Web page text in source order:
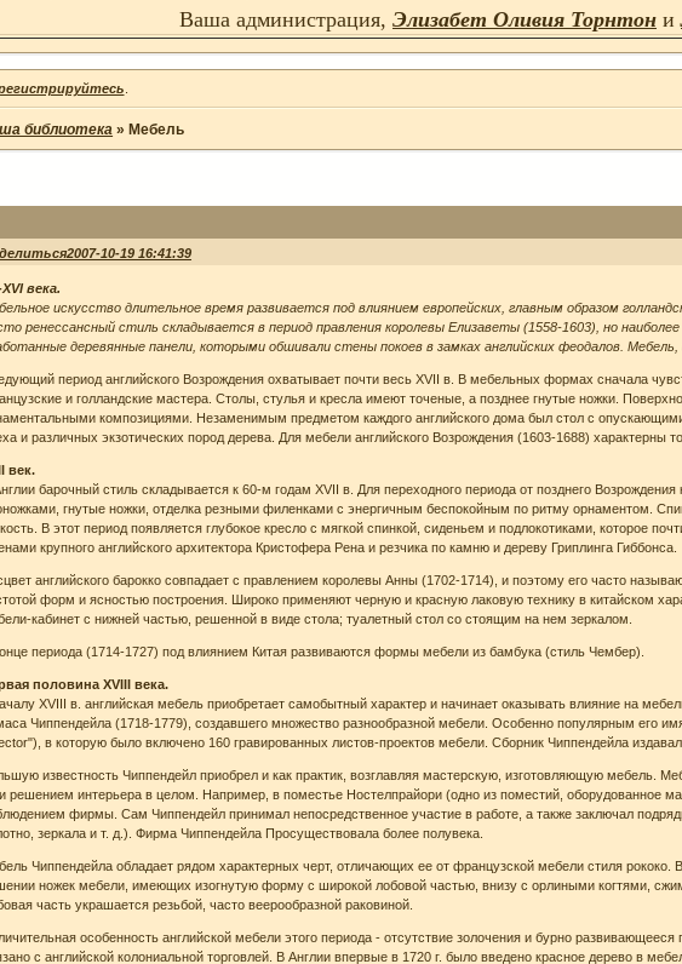
Ваша администрация, Элизабет Оливия Торнтон и
библиотека »Мебель
2007-10-19 16:41:39
XVI века.
искусство длительное время развивается под влиянием европейских, главным образом
ренессансный стиль складывается в период правления королевы Елизаветы (1558-1603), но
деревянные панели, которыми обшивали стены покоев в замках английских феодалов. Мебель,
период английского Возрождения охватывает почти весь XVII в. В мебельных формах сначала
и голландские мастера. Столы, стулья и кресла имеют точеные, а позднее гнутые ножки.
композициями. Незаменимым предметом каждого английского дома был стол с
и различных экзотических пород дерева. Для мебели английского Возрождения (1603-1688) характерны
век.
барочный стиль складывается к 60-м годам XVII в. Для переходного периода от позднего
гнутые ножки, отделка резными филенками с энергичным беспокойным по ритму орнаментом.
В этот период появляется глубокое кресло с мягкой спинкой, сиденьем и подлокотиками, которое
крупного английского архитектора Кристофера Рена и резчика по камню и дереву Гриплинга Гиббонса.
английского барокко совпадает с правлением королевы Анны (1702-1714), и поэтому его часто
форм и ясностью построения. Широко применяют черную и красную лаковую технику в китайском
кабинет с нижней частью, решенной в виде стола; туалетный стол со стоящим на нем зеркалом.
периода (1714-1727) под влиянием Китая развиваются формы мебели из бамбука (стиль Чембер).
половина XVIII века.
XVIII в. английская мебель приобретает самобытный характер и начинает оказывать влияние на
Чиппендейла (1718-1779), создавшего множество разнообразной мебели. Особенно популярным его
в которую было включено 160 гравированных листов-проектов мебели. Сборник Чиппендейла
известность Чиппендейл приобрел и как практик, возглавляя мастерскую, изготовляющую мебель.
решением интерьера в целом. Например, в поместье Ностелпрайори (одно из поместий, оборудованное
фирмы. Сам Чиппендейл принимал непосредственное участие в работе, а также заключал
зеркала и т. д.). Фирма Чиппендейла Просуществовала более полувека.
Чиппендейла обладает рядом характерных черт, отличающих ее от французской мебели стиля
ножек мебели, имеющих изогнутую форму с широкой лобовой частью, внизу с орлиными когтями,
часть украшается резьбой, часто веерообразной раковиной.
особенность английской мебели этого периода - отсутствие золочения и бурно
с английской колониальной торговлей. В Англии впервые в 1720 г. было введено красное дерево в